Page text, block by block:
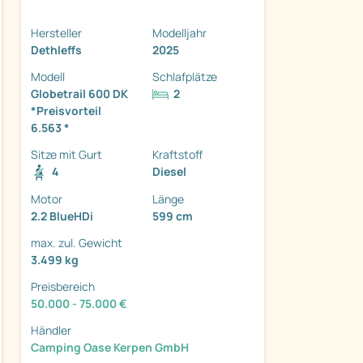
Hersteller
Dethleffs
Modelljahr
2025
Modell
Globetrail 600 DK
*Preisvorteil
6.563 *
Schlafplätze
2
Sitze mit Gurt
4
Kraftstoff
Diesel
Motor
2.2 BlueHDi
Länge
599 cm
max. zul. Gewicht
3.499 kg
Preisbereich
50.000 - 75.000 €
Händler
Camping Oase Kerpen GmbH